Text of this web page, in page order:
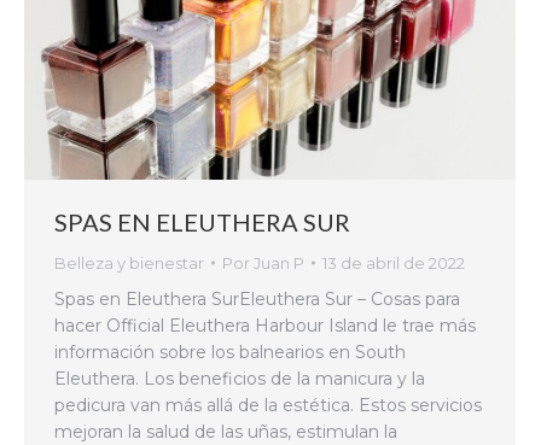
SPAS EN ELEUTHERA SUR
Belleza y bienestar PorJuan P 13 de abril de 2022
Spas en Eleuthera SurEleuthera Sur – Cosas para
hacer Official Eleuthera Harbour Island le trae más
información sobre los balnearios en South
Eleuthera. Los beneficios de la manicura y la
pedicura van más allá de la estética. Estos servicios
mejoran la salud de las uñas, estimulan la